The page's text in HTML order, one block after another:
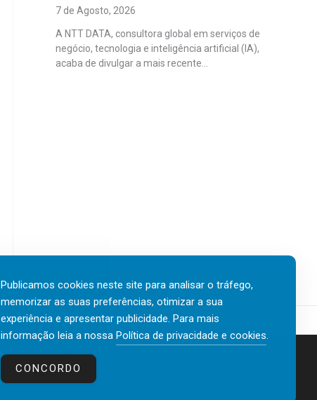
7 de Agosto, 2026
A NTT DATA, consultora global em serviços de
negócio, tecnologia e inteligência artificial (IA),
acaba de divulgar a mais recente...
Contactos
Publicamos cookies neste site para analisar o tráfego,
memorizar as suas preferências, otimizar a sua
experiência e apresentar publicidade. Para mais
informação leia a nossa Política de privacidade e cookies.
CONCORDO